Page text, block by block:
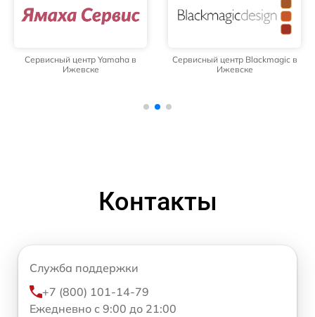
Сервисный центр Yamaha в
Ижевске
Сервисный центр Blackmagic в
Ижевске
Контакты
Служба поддержки
+7 (800) 101-14-79
Ежедневно с 9:00 до 21:00